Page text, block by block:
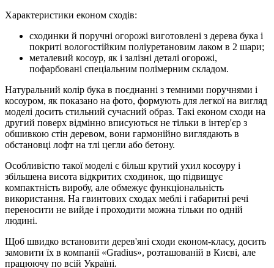
Характеристики економ сходів:
сходинки й поручні огорожі виготовлені з дерева бука і
покриті вологостійким поліуретановим лаком в 2 шари;
металевий косоур, як і залізні деталі огорожі,
пофарбовані спеціальним полімерним складом.
Натуральний колір бука в поєднанні з темними поручнями і
косоуром, як показано на фото, формують для легкої на вигляд
моделі досить стильний сучасний образ. Такі економ сходи на
другий поверх відмінно вписуються не тільки в інтер'єр з
обшивкою стін деревом, вони гармонійно виглядають в
обстановці лофт на тлі цегли або бетону.
Особливістю такої моделі є більш крутий ухил косоуру і
збільшена висота відкритих сходинок, що підвищує
компактність виробу, але обмежує функціональність
використання. На гвинтових сходах меблі і габаритні речі
переносити не вийде і проходити можна тільки по одній
людині.
Щоб швидко встановити дерев'яні сходи економ-класу, досить
замовити їх в компанії «Gradius», розташованій в Києві, але
працюючу по всій Україні.